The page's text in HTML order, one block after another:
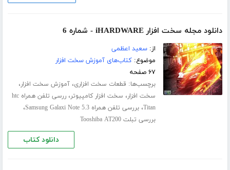
دانلود مجله سخت افزار iHARDWARE - شماره 6
از:سعید اعظمی
موضوع:کتاب‌های آموزش سخت افزار
۶۷ صفحه
برچسب‌ها: قطعات سخت افزاری،آموزش سخت افزار،
سخت افزار، سخت افزار کامپیوتر،
ررسی تلفن همراه htc
Titan،بررسی تلفن همراه Samsung Galaxi Note 5.3 ،
بررسی تبلت Tooshiba AT200
دانلود کتاب